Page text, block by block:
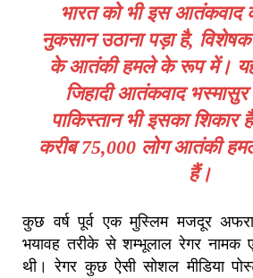
भारत को भी इस आतंकवाद
नुकसान उठाना पड़ा है,
के आतंकी हमले के रूप में। यह
जिहादी आतंकवाद
पाकिस्तान भी इसका शिकार
करीब 75,000 लोग आतंकी
हैं।
कुछ वर्ष पूर्व एक मुस्लिम मजदूर
भयावह तरीके से शम्भूलाल रेगर नामक
थी। रेगर कुछ ऐसी सोशल मीडिया